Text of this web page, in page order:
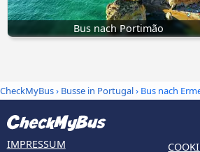
Bus nach Portimão
CheckMyBus› Busse in Portugal› Bus nach
IMPRESSUM